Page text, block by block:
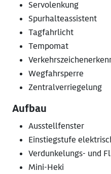
Servolenkung
Spurhalteassistent
Tagfahrlicht
Tempomat
Wegfahrsperre
Zentralverriegelung
Aufbau
Ausstellfenster
Einstiegstufe
Verdunkelungs- und
Mini-Heki